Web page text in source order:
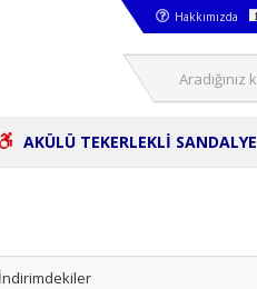
Hakkımızda
AKÜLÜ TEKERLEKLİ SANDALYE
İndirimdekiler